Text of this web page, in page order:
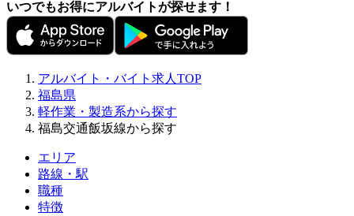
いつでもお得にアルバイトが探せます！
アルバイト・バイト求人TOP
福島県
軽作業・製造系から探す
福島交通飯坂線から探す
エリア
路線・駅
職種
特徴